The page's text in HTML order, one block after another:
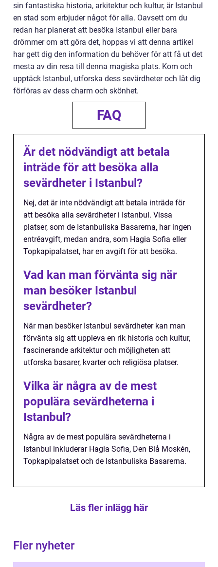
sin fantastiska historia, arkitektur och kultur, är Istanbul
en stad som erbjuder något för alla. Oavsett om du
redan har planerat att besöka Istanbul eller bara
drömmer om att göra det, hoppas vi att denna artikel
har gett dig den information du behöver för att få ut det
mesta av din resa till denna magiska plats. Kom och
upptäck Istanbul, utforska dess sevärdheter och låt dig
förföras av dess charm och skönhet.
FAQ
Är det nödvändigt att betala
inträde för att besöka alla
sevärdheter i Istanbul?
Nej, det är inte nödvändigt att betala inträde för
att besöka alla sevärdheter i Istanbul. Vissa
platser, som de Istanbuliska Basarerna, har ingen
entréavgift, medan andra, som Hagia Sofia eller
Topkapipalatset, har en avgift för att besöka.
Vad kan man förvänta sig när
man besöker Istanbul
sevärdheter?
När man besöker Istanbul sevärdheter kan man
förvänta sig att uppleva en rik historia och kultur,
fascinerande arkitektur och möjligheten att
utforska basarer, kvarter och religiösa platser.
Vilka är några av de mest
populära sevärdheterna i
Istanbul?
Några av de mest populära sevärdheterna i
Istanbul inkluderar Hagia Sofia, Den Blå Moskén,
Topkapipalatset och de Istanbuliska Basarerna.
Läs fler inlägg här
Fler nyheter